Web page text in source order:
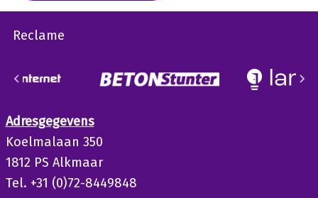
Reclame
Adresgegevens
Koelmalaan 350
1812 PS Alkmaar
Tel. +31 (0)72-8449848